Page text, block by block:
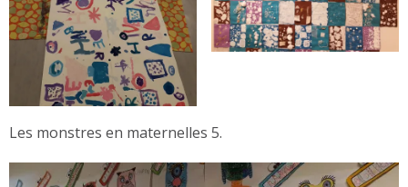
Les monstres en maternelles 5.